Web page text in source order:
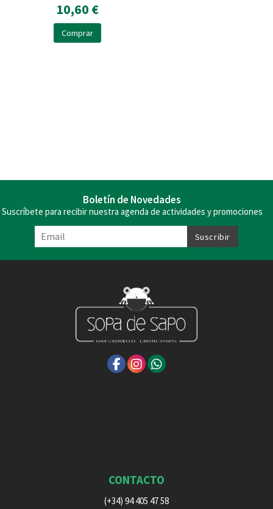
10,60 €
Comprar
Boletín de Novedades
Suscríbete para recibir nuestra agenda de actividades y promociones
CONTACTO
(+34) 94 405 47 58